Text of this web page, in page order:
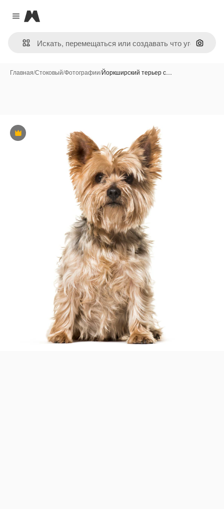
Close menu
Magnific
Поиск
Главная/Стоковый/Фотографии/Йоркширский терьер с…
Премиум